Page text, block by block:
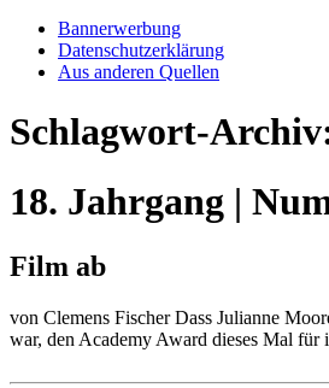
Bannerwerbung
Datenschutzerklärung
Aus anderen Quellen
Schlagwort-
18. Jahrgang |
Film ab
von Clemens Fischer Dass Julianne
war, den Academy Award dieses Mal